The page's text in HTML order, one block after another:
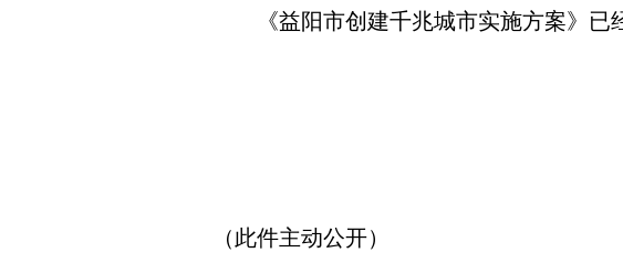
《益阳市创建千兆城市实施方案》已经
（此件主动公开）